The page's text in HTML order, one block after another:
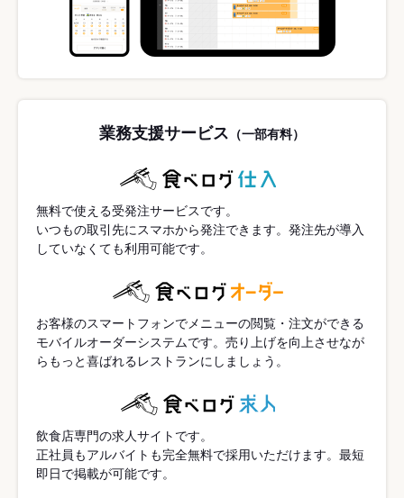
業務支援サービス （一部有料）
無料で使える受発注サービスです。
いつもの取引先にスマホから発注できます。発注先が導入
していなくても利用可能です。
お客様のスマートフォンでメニューの閲覧・注文ができる
モバイルオーダーシステムです。売り上げを向上させなが
らもっと喜ばれるレストランにしましょう。
飲食店専門の求人サイトです。
正社員もアルバイトも完全無料で採用いただけます。最短
即日で掲載が可能です。